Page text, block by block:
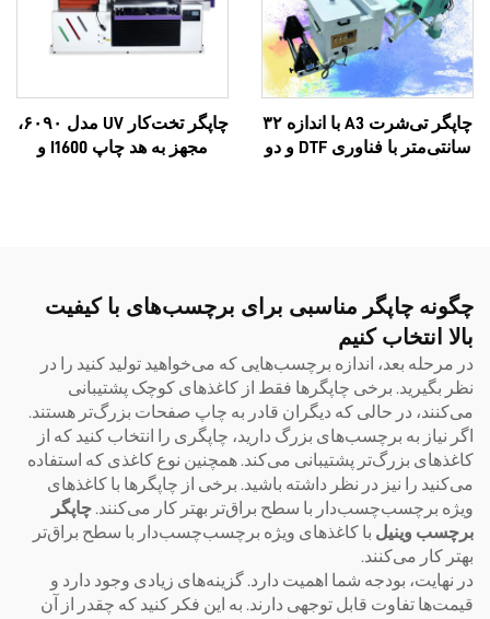
چاپگر تی‌شرت A3 با اندازه ۳۲
سانتی‌متر با فناوری DTF و دو
چاپگر تخت‌کار UV مدل ۶۰۹۰،
مجهز به هد چاپ I1600 و
چگونه چاپگر مناسبی برای برچسب‌های با کیفیت
بالا انتخاب کنیم
در مرحله بعد، اندازه برچسب‌هایی که می‌خواهید تولید کنید را در
نظر بگیرید. برخی چاپگرها فقط از کاغذهای کوچک پشتیبانی
می‌کنند، در حالی که دیگران قادر به چاپ صفحات بزرگ‌تر هستند.
اگر نیاز به برچسب‌های بزرگ دارید، چاپگری را انتخاب کنید که از
کاغذهای بزرگ‌تر پشتیبانی می‌کند. همچنین نوع کاغذی که استفاده
می‌کنید را نیز در نظر داشته باشید. برخی از چاپگرها با کاغذهای
ویژه برچسب‌چسب‌دار با سطح براق‌تر بهتر کار می‌کنند. چاپگر
برچسب وینیل با کاغذهای ویژه برچسب‌چسب‌دار با سطح براق‌تر
بهتر کار می‌کنند.
در نهایت، بودجه شما اهمیت دارد. گزینه‌های زیادی وجود دارد و
قیمت‌ها تفاوت قابل توجهی دارند. به این فکر کنید که چقدر از آن